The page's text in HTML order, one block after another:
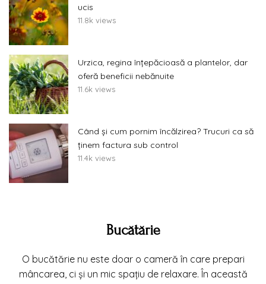
ucis
11.8k views
Urzica, regina înțepăcioasă a plantelor, dar
oferă beneficii nebănuite
11.6k views
Când și cum pornim încălzirea? Trucuri ca să
ținem factura sub control
11.4k views
Bucătărie
O bucătărie nu este doar o cameră în care prepari
mâncarea, ci și un mic spațiu de relaxare. În această